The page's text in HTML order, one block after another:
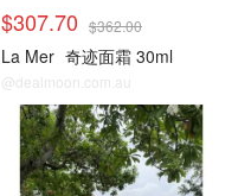
$307.70 $362.00
La Mer 奇迹面霜 30ml
@dealmoon.com.au
David Jones